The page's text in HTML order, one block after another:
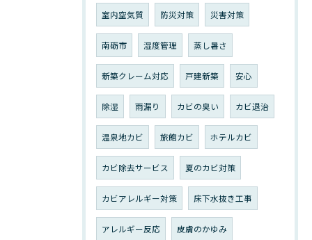
室内空気質 防災対策 災害対策
南砺市 湿度管理 蒸し暑さ
新築クレーム対応 戸建新築 安心
除湿 雨漏り カビの臭い カビ退治
温泉地カビ 旅館カビ ホテルカビ
カビ除去サービス 夏のカビ対策
カビアレルギー対策 床下水抜き工事
アレルギー反応 皮膚のかゆみ